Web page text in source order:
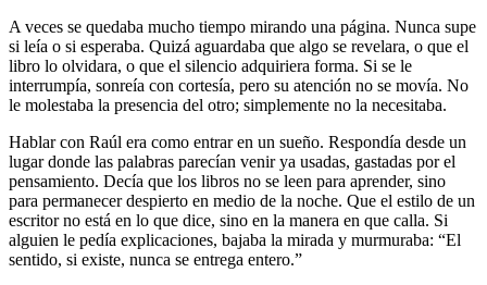
A veces se quedaba mucho tiempo mirando una página. Nunca supe
si leía o si esperaba. Quizá aguardaba que algo se revelara, o que el
libro lo olvidara, o que el silencio adquiriera forma. Si se le
interrumpía, sonreía con cortesía, pero su atención no se movía. No
le molestaba la presencia del otro; simplemente no la necesitaba.
Hablar con Raúl era como entrar en un sueño. Respondía desde un
lugar donde las palabras parecían venir ya usadas, gastadas por el
pensamiento. Decía que los libros no se leen para aprender, sino
para permanecer despierto en medio de la noche. Que el estilo de un
escritor no está en lo que dice, sino en la manera en que calla. Si
alguien le pedía explicaciones, bajaba la mirada y murmuraba: “El
sentido, si existe, nunca se entrega entero.”